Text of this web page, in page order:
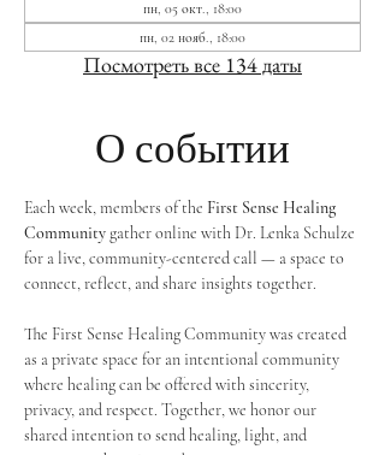
пн, 05 окт., 18:00
пн, 02 нояб., 18:00
Посмотреть все 134 даты
О событии
Each week, members of the First Sense Healing
Community gather online with Dr. Lenka Schulze
for a live, community-centered call — a space to
connect, reflect, and share insights together.
The First Sense Healing Community was created
as a private space for an intentional community
where healing can be offered with sincerity,
privacy, and respect. Together, we honor our
shared intention to send healing, light, and